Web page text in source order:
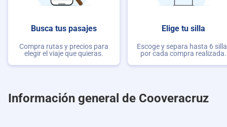
Busca tus pasajes
Compra rutas y precios para
elegir el viaje que quieras.
Elige tu silla
Escoge y separa hasta 6
por cada compra realizada.
Información general de Cooveracruz